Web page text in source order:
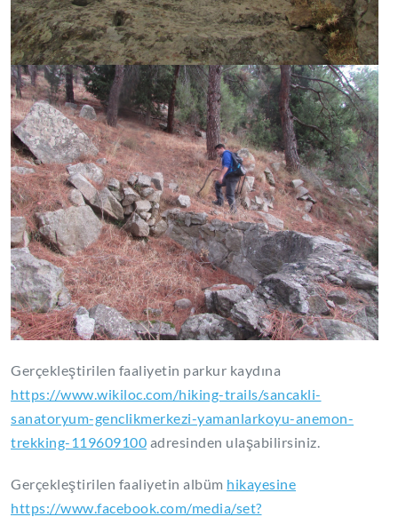
Gerçekleştirilen faaliyetin parkur kaydına
https://www.wikiloc.com/hiking-trails/sancakli-
sanatoryum-genclikmerkezi-yamanlarkoyu-anemon-
trekking-119609100 adresinden ulaşabilirsiniz.
Gerçekleştirilen faaliyetin albüm hikayesine
https://www.facebook.com/media/set?